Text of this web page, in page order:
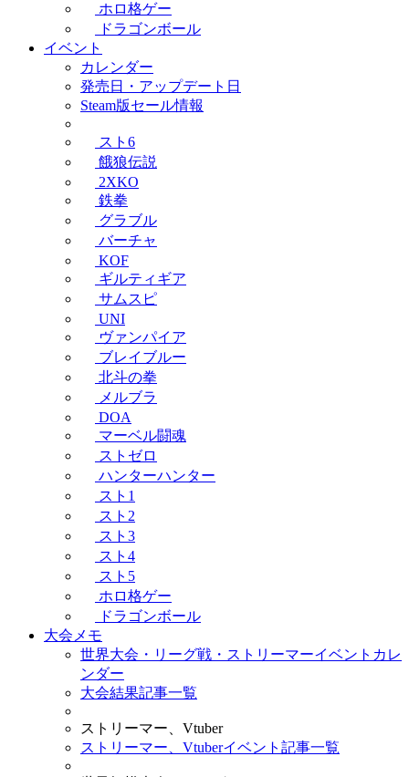
ホロ格ゲー
ドラゴンボール
イベント
カレンダー
発売日・アップデート日
Steam版セール情報
スト6
餓狼伝説
2XKO
鉄拳
グラブル
バーチャ
KOF
ギルティギア
サムスピ
UNI
ヴァンパイア
ブレイブルー
北斗の拳
メルブラ
DOA
マーベル闘魂
ストゼロ
ハンターハンター
スト1
スト2
スト3
スト4
スト5
ホロ格ゲー
ドラゴンボール
大会メモ
世界大会・リーグ戦・ストリーマーイベントカレ
ンダー
大会結果記事一覧
ストリーマー、Vtuber
ストリーマー、Vtuberイベント記事一覧